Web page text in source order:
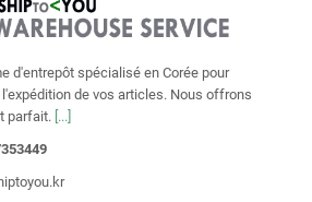
d'entrepôt spécialisé en Corée pour
de vos articles. Nous offrons
parfait. [...]